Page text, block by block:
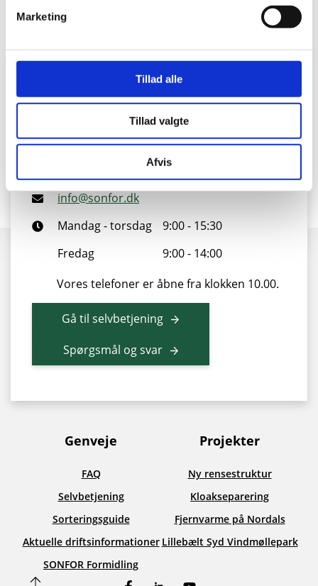
Marketing
Tillad alle
Tillad valgte
Afvis
Kontakt vores kundeservice
Vi er klar til at hjælpe dig
info@sonfor.dk
Mandag - torsdag
9:00 - 15:30
Fredag
9:00 - 14:00
Vores telefoner er åbne fra klokken 10.00.
Gå til selvbetjening
Spørgsmål og svar
Genveje
FAQ
Selvbetjening
Sorteringsguide
Aktuelle driftsinformationer
SONFOR Formidling
Projekter
Ny rensestruktur
Kloakseparering
Fjernvarme på Nordals
Lillebælt Syd Vindmøllepark